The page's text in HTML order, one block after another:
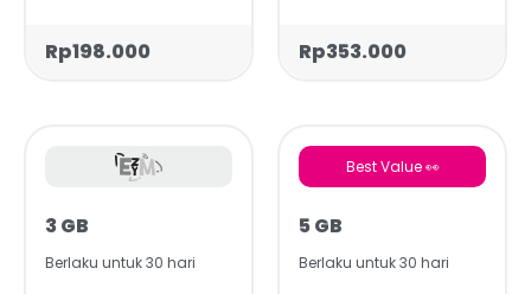
Rp198.000 Rp353.000
3 GB
Berlaku untuk 30 hari
Best Value 👀
5 GB
Berlaku untuk 30 hari